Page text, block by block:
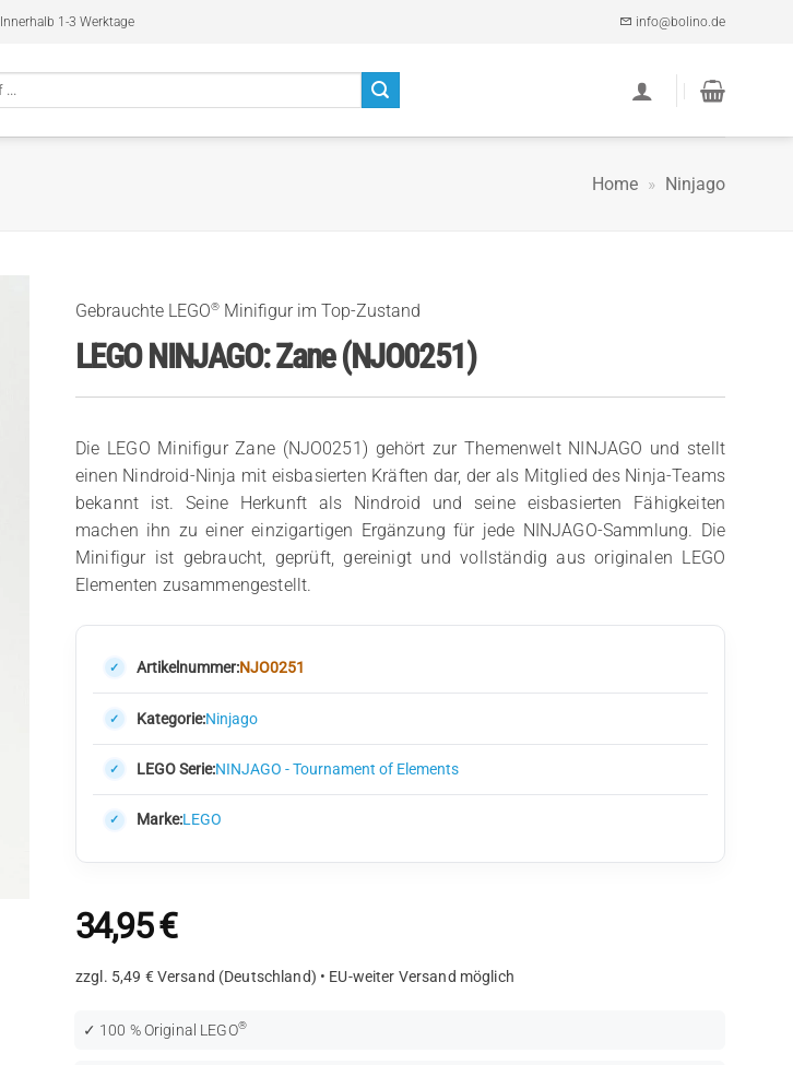
Innerhalb 1-3 Werktage info@bolino.de
Home » Ninjago
Gebrauchte LEGO® Minifigur im Top-Zustand
LEGO NINJAGO: Zane (NJO0251)
Die LEGO Minifigur Zane (NJO0251) gehört zur Themenwelt NINJAGO und stellt
einen Nindroid-Ninja mit eisbasierten Kräften dar, der als Mitglied des Ninja-Teams
bekannt ist. Seine Herkunft als Nindroid und seine eisbasierten Fähigkeiten
machen ihn zu einer einzigartigen Ergänzung für jede NINJAGO-Sammlung. Die
Minifigur ist gebraucht, geprüft, gereinigt und vollständig aus originalen LEGO
Elementen zusammengestellt.
Artikelnummer:NJO0251
Kategorie:Ninjago
LEGO Serie:NINJAGO - Tournament of Elements
Marke:LEGO
34,95€
zzgl. 5,49 € Versand (Deutschland) • EU-weiter Versand möglich
✓ 100 % Original LEGO®